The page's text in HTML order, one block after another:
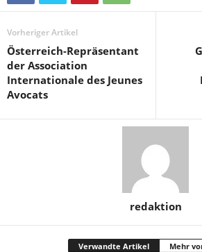
Vorheriger Artikel
Österreich-Repräsentant
der Association
Internationale des Jeunes
Avocats
redaktion
Verwandte Artikel Mehr